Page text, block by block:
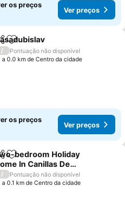
os preços
Ver preços
Adicionar aos favoritos
/
Pontuação não disponível
a 0.0 km de Centro da cidade
os preços
Ver preços
Adicionar aos favoritos
bedroom Holiday
In Canillas De
/
Pontuação não disponível
a 0.1 km de Centro da cidade